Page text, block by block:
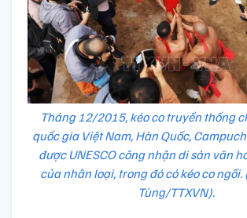
Tháng 12/2015, kéo co truyền thống
quốc gia Việt Nam, Hàn Quốc,
được UNESCO công nhận di sản văn
của nhân loại, trong đó có kéo co
Tùng/TTXVN).